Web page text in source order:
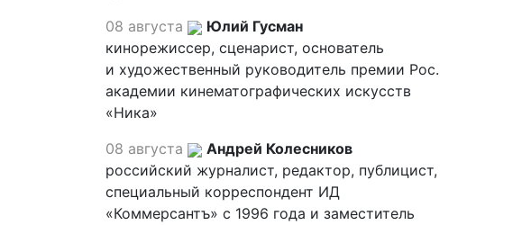
08 августа
Юлий Гусман
кинорежиссер, сценарист, основатель
и художественный руководитель премии Рос.
академии кинематографических искусств
«Ника»
08 августа
Андрей Колесников
российский журналист, редактор, публицист,
специальный корреспондент ИД
«Коммерсантъ» с 1996 года и заместитель